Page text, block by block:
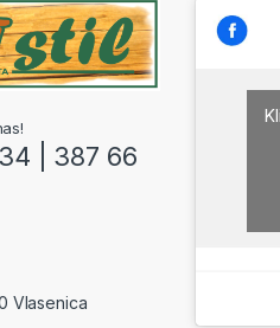
| 387 66
Vlasenica